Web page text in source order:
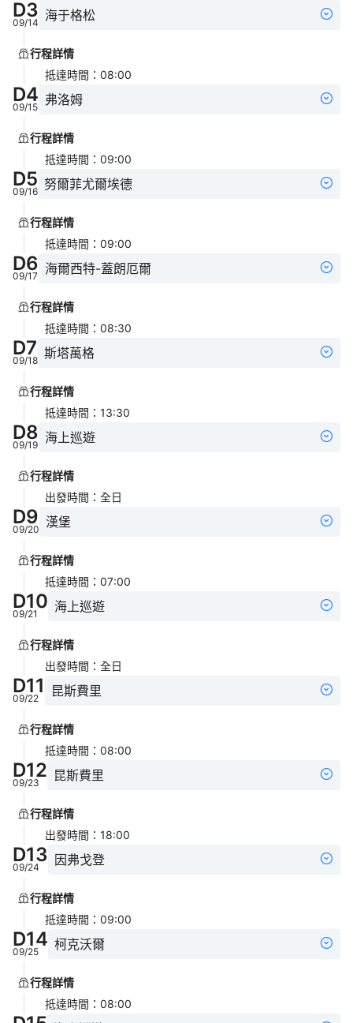
D3
09/14 海于格松
行程詳情
抵達時間 ： 08:00
D4
09/15 弗洛姆
行程詳情
抵達時間 ： 09:00
D5
09/16 努爾菲尤爾埃德
行程詳情
抵達時間 ： 09:00
D6
09/17 海爾西特-蓋朗厄爾
行程詳情
抵達時間 ： 08:30
D7
09/18 斯塔萬格
行程詳情
抵達時間 ： 13:30
D8
09/19 海上巡遊
行程詳情
出發時間 ： 全日
D9
09/20 漢堡
行程詳情
抵達時間 ： 07:00
D10
09/21 海上巡遊
行程詳情
出發時間 ： 全日
D11
09/22 昆斯費里
行程詳情
抵達時間 ： 08:00
D12
09/23 昆斯費里
行程詳情
出發時間 ： 18:00
D13
09/24 因弗戈登
行程詳情
抵達時間 ： 09:00
D14
09/25 柯克沃爾
行程詳情
抵達時間 ： 08:00